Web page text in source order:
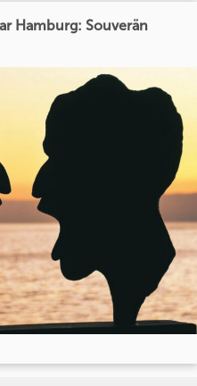
Hamburg: Souverän